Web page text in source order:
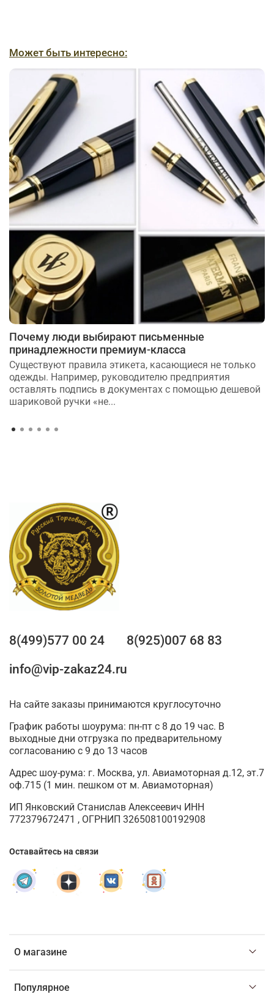
Может быть интересно:
Почему люди выбирают письменные
принадлежности премиум-класса
Существуют правила этикета, касающиеся не только
одежды. Например, руководителю предприятия
оставлять подпись в документах с помощью дешевой
шариковой ручки «не...
О магазине
Популярное
8(499)577 00 24
8(925)007 68 83
info@vip-zakaz24.ru
На сайте заказы принимаются круглосуточно
График работы шоурума: пн-пт с 8 до 19 час. В
выходные дни отгрузка по предварительному
согласованию с 9 до 13 часов
Адрес шоу-рума: г. Москва, ул. Авиамоторная д.12, эт.7
оф.715 (1 мин. пешком от м. Авиамоторная)
ИП Янковский Станислав Алексеевич ИНН
772379672471 , ОГРНИП 326508100192908
Оставайтесь на связи